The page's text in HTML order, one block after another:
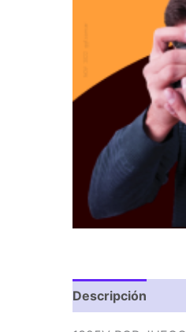
Descripción